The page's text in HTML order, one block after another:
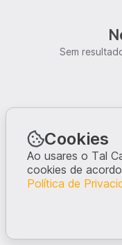
Sem
Cookies
Ao usares o Tal
cookies de
Política de